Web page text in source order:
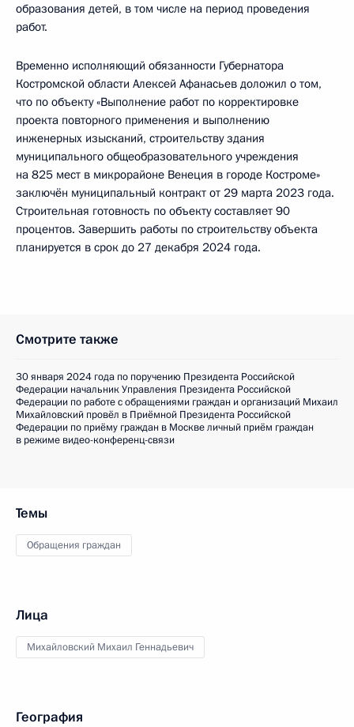
образования детей, в том числе на период проведения
работ.
Временно исполняющий обязанности Губернатора
Костромской области Алексей Афанасьев доложил о том,
что по объекту «Выполнение работ по корректировке
проекта повторного применения и выполнению
инженерных изысканий, строительству здания
муниципального общеобразовательного учреждения
на 825 мест в микрорайоне Венеция в городе Костроме»
заключён муниципальный контракт от 29 марта 2023 года.
Строительная готовность по объекту составляет 90
процентов. Завершить работы по строительству объекта
планируется в срок до 27 декабря 2024 года.
Смотрите также
30 января 2024 года по поручению Президента Российской
Федерации начальник Управления Президента Российской
Федерации по работе с обращениями граждан и организаций Михаил
Михайловский провёл в Приёмной Президента Российской
Федерации по приёму граждан в Москве личный приём граждан
в режиме видео-конференц-связи
Темы
Обращения граждан
Лица
Михайловский Михаил Геннадьевич
География